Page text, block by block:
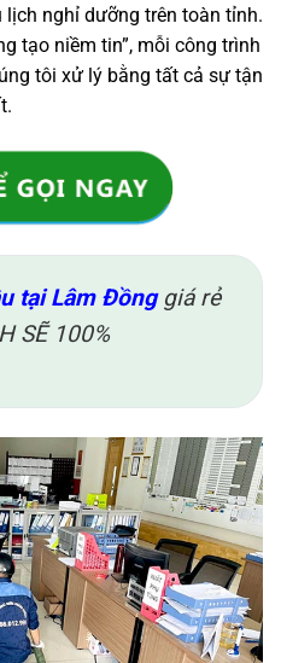
lịch nghỉ dưỡng trên toàn tỉnh.
tạo niềm tin”, mỗi công trình
tôi xử lý bằng tất cả sự tận
tại Lâm Đồnggiá rẻ
SẼ 100%